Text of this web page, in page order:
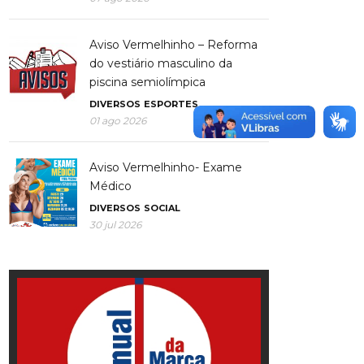
Aviso Vermelhinho – Reforma
do vestiário masculino da
piscina semiolímpica
DIVERSOS ESPORTES
01 ago 2026
Aviso Vermelhinho- Exame
Médico
DIVERSOS SOCIAL
30 jul 2026